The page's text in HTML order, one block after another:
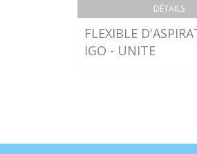
DÉTAILS
FLEXIBLE
IGO - UNITE